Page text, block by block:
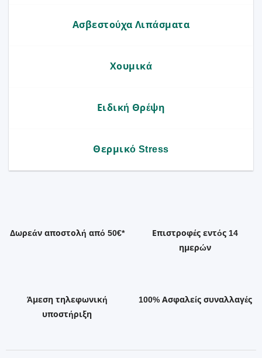
Ασβεστούχα Λιπάσματα
Χουμικά
Ειδική Θρέψη
Θερμικό Stress
Δωρεάν αποστολή από 50€*
Επιστροφές εντός 14
ημερών
Άμεση τηλεφωνική
υποστήριξη
100% Ασφαλείς συναλλαγές